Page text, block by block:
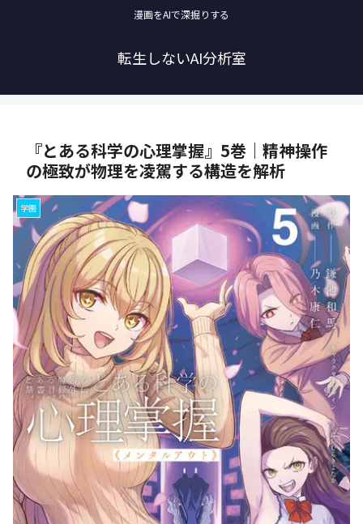
漫画をAIで深掘りする
転生しないAI分析室
『とある科学の心理掌握』5巻｜精神操作
の極致が物理を凌駕する構造を解析
学園